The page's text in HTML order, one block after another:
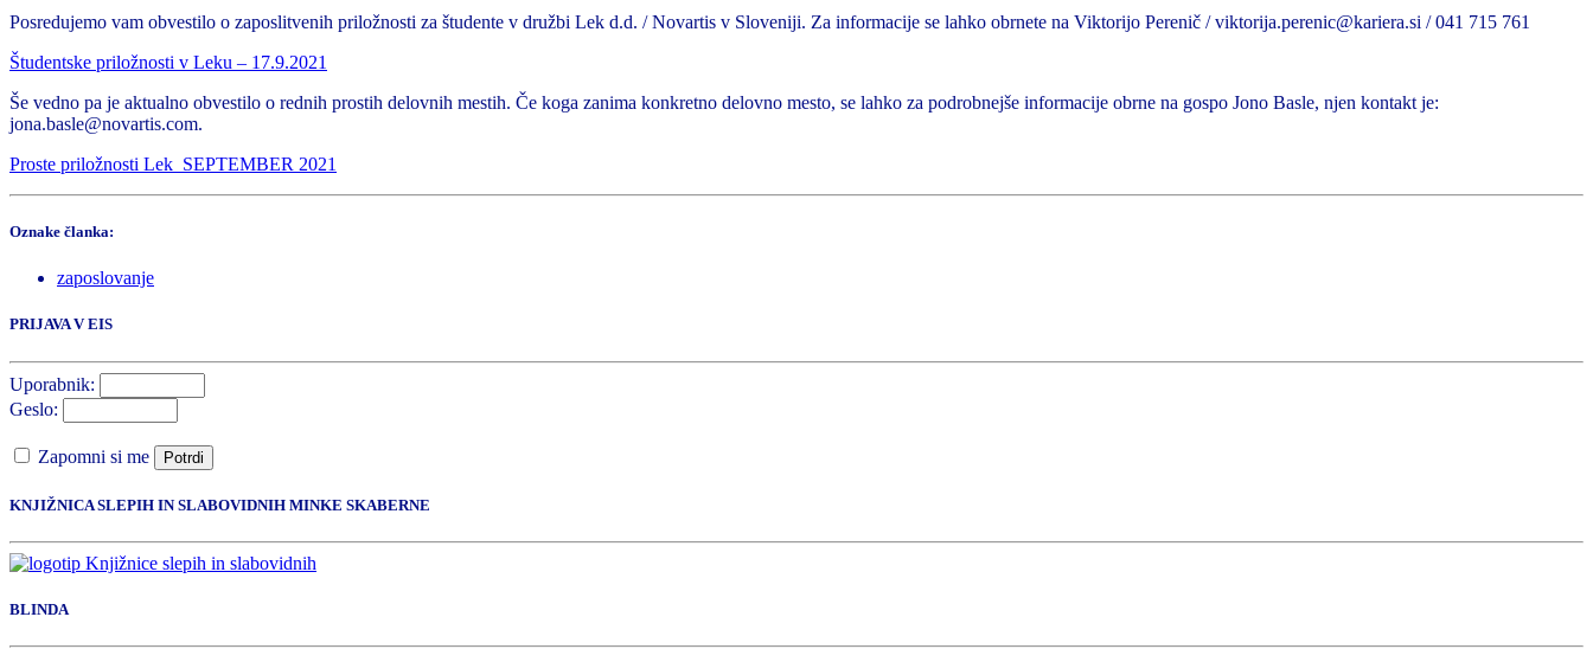
Posredujemo vam obvestilo o zaposlitvenih priložnosti za študente v družbi Lek d.d. / Novartis v Sloveniji. Za informacije se lahko obrnete na Viktorijo Perenič / viktorija.perenic@kariera.si / 041 715 761
Študentske priložnosti v Leku – 17.9.2021
Še vedno pa je aktualno obvestilo o rednih prostih delovnih mestih. Če koga zanima konkretno delovno mesto, se lahko za podrobnejše informacije obrne na gospo Jono Basle, njen kontakt je:
jona.basle@novartis.com.
Proste priložnosti Lek_SEPTEMBER 2021
Oznake članka:
zaposlovanje
PRIJAVA V EIS
Uporabnik:
Geslo:
Zapomni si me Potrdi
KNJIŽNICA SLEPIH IN SLABOVIDNIH MINKE SKABERNE
BLINDA